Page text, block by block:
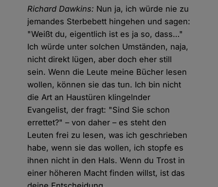
Richard Dawkins: Nun ja, ich würde nie zu
jemandes Sterbebett hingehen und sagen:
"Weißt du, eigentlich ist es ja so, dass…"
Ich würde unter solchen Umständen, naja,
nicht direkt lügen, aber doch eher still
sein. Wenn die Leute meine Bücher lesen
wollen, können sie das tun. Ich bin nicht
die Art an Haustüren klingelnder
Evangelist, der fragt: "Sind Sie schon
errettet?" – von daher – es steht den
Leuten frei zu lesen, was ich geschrieben
habe, wenn sie das wollen, ich stopfe es
ihnen nicht in den Hals. Wenn du Trost in
einer höheren Macht finden willst, ist das